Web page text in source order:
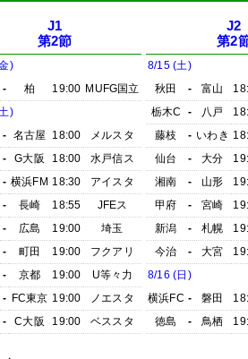
J1
第2節
)
- 柏 19:00 MUFG国立
)
- 名古屋 18:00
メルスタ
- G大阪 18:00
水戸信ス
- 横浜FM 18:30
アイスタ
- 長崎 18:55
JFEス
- 広島 19:00
埼玉
- 町田 19:00
フクアリ
- 京都 19:00
U等々力
- FC東京 19:00
ノエスタ
- C大阪 19:00 ベススタ
J2
第2
8/15 (土)
秋田
- 富山
栃木C
- 八戸
藤枝
- いわき
仙台
- 大分
湘南
- 山形
甲府
- 宮崎
新潟
- 札幌
今治
- 大宮
8/16 (日)
横浜FC - 磐田
徳島
- 鳥栖